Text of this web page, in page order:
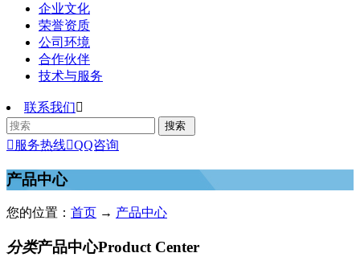
企业文化
荣誉资质
公司环境
合作伙伴
技术与服务
联系我们
 服务热线QQ咨询
产品中心
您的位置： 首页 → 产品中心
分类产品中心Product Center